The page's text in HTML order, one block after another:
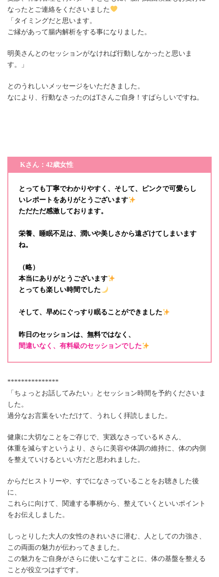
なったとご連絡をくださいました
「タイミングだと思います。
ご縁があって腸内解析をする事になりました。
明美さんとのセッションがなければ行動しなかったと思いま
す。」
とのうれしいメッセージをいただきました。
なにより、行動なさったのはTさんご自身！すばらしいですね。
Kさん：42歳女性
とっても丁寧でわかりやすく、そして、ピンクで可愛らし
いレポートをありがとうございます
ただただ感激しております。
栄養、睡眠不足は、潤いや美しさから遠ざけてしまいます
ね。
（略）
本当にありがとうございます
とっても楽しい時間でした
そして、早めにぐっすり眠ることができました
昨日のセッションは、無料ではなく、
間違いなく、有料級のセッションでした
***************
「ちょっとお話してみたい」とセッション時間を予約くださいま
した。
過分なお言葉をいただけて、うれしく拝読しました。
健康に大切なことをご存じで、実践なさっているＫさん、
体重を減らすというより、さらに美容や体調の維持に、体の内側
を整えていけるといい方だと思われました。
からだヒストリーや、すでになさっていることをお聴きした後
に、
これらに向けて、関連する事柄から、整えていくといいポイント
をお伝えしました。
しっとりした大人の女性のきれいさに潜む、人としての力強さ、
この両面の魅力が伝わってきました。
この魅力をご自身がさらに使いこなすことに、体の基盤を整える
ことが役立つはずです。